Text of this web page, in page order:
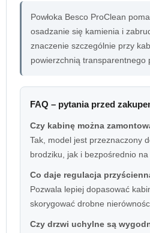
Powłoka Besco ProClean
osadzanie się kamienia i
znaczenie szczególnie przy
powierzchnią transparentnego
FAQ – pytania przed
Czy kabinę można
Tak, model jest przeznaczony
brodziku, jak i bezpośrednio na
Co daje regulacja
Pozwala lepiej dopasować
skorygować drobne
Czy drzwi uchylne są